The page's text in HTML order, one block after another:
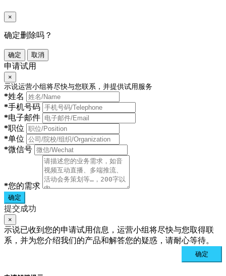
×
确定删除吗？
确定 取消
申请试用
×
示说运营小组将尽快与您联系，并提供试用服务
*姓名
*手机号码
*电子邮件
*职位
*单位
*微信号
*您的需求
确定
提交成功
×
示说已收到您的申请试用信息，运营小组将尽快与您取得联
系，并为您介绍我们的产品和解答您的疑惑，请耐心等待。
确定